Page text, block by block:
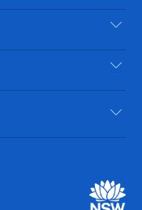
트
NSW) 미디어 센터